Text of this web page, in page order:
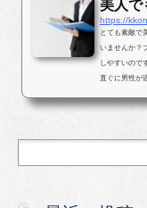
美人で
https://
とても素敵で
いませんか？
しやすいので
直ぐに男性が